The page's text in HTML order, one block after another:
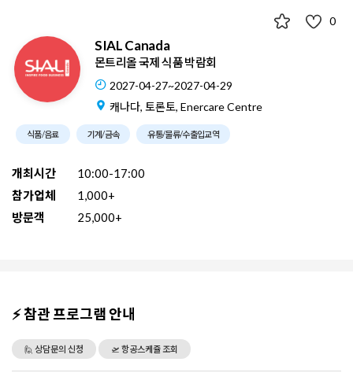
0
SIAL Canada
몬트리올 국제 식품 박람회
2027-04-27~2027-04-29
캐나다, 토론토, Enercare Centre
식품/음료 기계/금속 유통/물류/수출입교역
개최시간
10:00-17:00
참가업체
1,000+
방문객
25,000+
⚡ 참관 프로그램 안내
🙋 상담문의 신청 🛫 항공스케쥴 조회